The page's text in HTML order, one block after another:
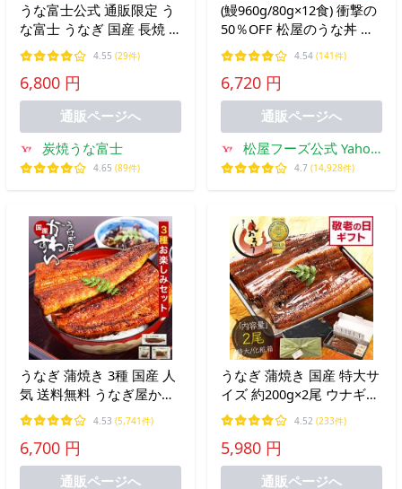
うな富士公式 通販限定 う
な富士 うなぎ 国産 長焼 2
尾 110ｇ以上 ギフト タ
レ・山椒付き 蒲焼 鰻 青う
なぎ 二ホンウナギ 地焼き
丑の日 お中元
4.55 (29件)
6,800 円
通販ページへ
炭焼うな富士
4.65 (89件)
(鰻960g/80g×12食) 衝撃の
50％OFF 松屋のうな丼 う
なぎ 鰻 松屋 すし松 カッ
トメガ盛り (12人前) 丑の
日 土用の丑の日 土用の丑
非常食
4.54 (141件)
6,720 円
通販ページへ
松屋フーズ公式 Yahoo!
ショッピング店
4.7 (14,928件)
うなぎ 蒲焼き 3種 国産 人
気 送料無料 うなぎ屋かわ
すい 誕生日 プレゼント 土
用の丑の日 グルメ ウナギ
鰻 ギフト 夏ギフト 敬老の
日 御中元 高級 爆買
4.53 (5,741件)
6,700 円
通販ページへ
うなぎ 蒲焼き 国産 特大サ
イズ 約200g×2尾 ウナギ
鰻 化粧箱 うなぎ蒲焼 肝吸
い 贈り物 お中元 御中元
爆買
4.52 (233件)
5,980 円
通販ページへ